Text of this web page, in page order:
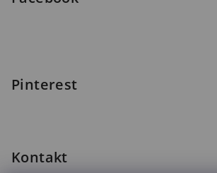
Pinterest
Kontakt